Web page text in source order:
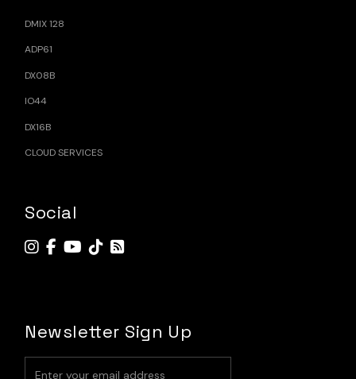
DMIX 128
ADP61
DX08B
IO44
DX16B
CLOUD SERVICES
Social
Newsletter Sign Up